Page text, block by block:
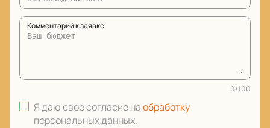
Комментарий к заявке
0/100
Я даю свое согласие наобработку
персональных данных.